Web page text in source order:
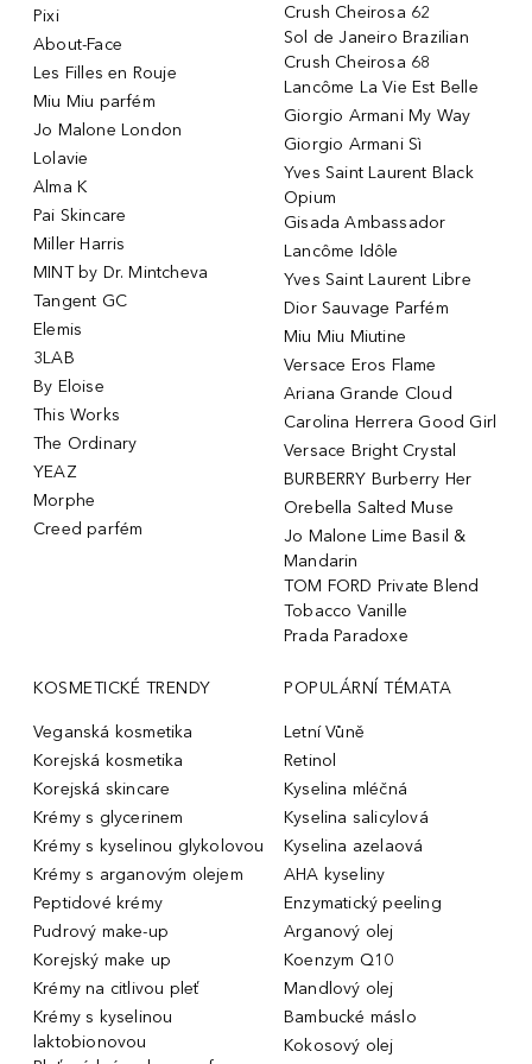
Pixi
About-Face
Les Filles en Rouje
Miu Miu parfém
Jo Malone London
Lolavie
Alma K
Pai Skincare
Miller Harris
MINT by Dr. Mintcheva
Tangent GC
Elemis
3LAB
By Eloise
This Works
The Ordinary
YEAZ
Morphe
Creed parfém
Crush Cheirosa 62
Sol de Janeiro Brazilian
Crush Cheirosa 68
Lancôme La Vie Est Belle
Giorgio Armani My Way
Giorgio Armani Sì
Yves Saint Laurent Black
Opium
Gisada Ambassador
Lancôme Idôle
Yves Saint Laurent Libre
Dior Sauvage Parfém
Miu Miu Miutine
Versace Eros Flame
Ariana Grande Cloud
Carolina Herrera Good Girl
Versace Bright Crystal
BURBERRY Burberry Her
Orebella Salted Muse
Jo Malone Lime Basil &
Mandarin
TOM FORD Private Blend
Tobacco Vanille
Prada Paradoxe
KOSMETICKÉ TRENDY
Veganská kosmetika
Korejská kosmetika
Korejská skincare
Krémy s glycerinem
Krémy s kyselinou glykolovou
Krémy s arganovým olejem
Peptidové krémy
Pudrový make-up
Korejský make up
Krémy na citlivou pleť
Krémy s kyselinou
laktobionovou
POPULÁRNÍ TÉMATA
Letní Vůně
Retinol
Kyselina mléčná
Kyselina salicylová
Kyselina azelaová
AHA kyseliny
Enzymatický peeling
Arganový olej
Koenzym Q10
Mandlový olej
Bambucké máslo
Kokosový olej